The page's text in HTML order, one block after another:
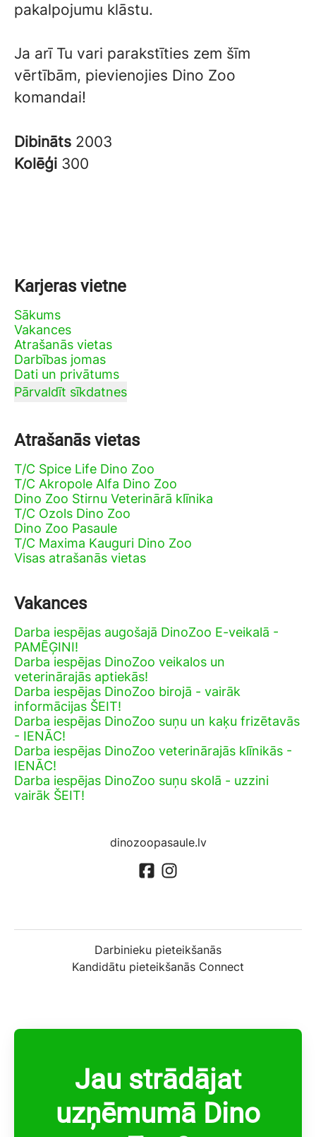
pakalpojumu klāstu.
Ja arī Tu vari parakstīties zem šīm
vērtībām, pievienojies Dino Zoo
komandai!
Dibināts 2003
Kolēģi 300
Karjeras vietne
Sākums
Vakances
Atrašanās vietas
Darbības jomas
Dati un privātums
Pārvaldīt sīkdatnes
Atrašanās vietas
T/C Spice Life Dino Zoo
T/C Akropole Alfa Dino Zoo
Dino Zoo Stirnu Veterinārā klīnika
T/C Ozols Dino Zoo
Dino Zoo Pasaule
T/C Maxima Kauguri Dino Zoo
Visas atrašanās vietas
Vakances
Darba iespējas augošajā DinoZoo E-veikalā -
PAMĒĢINI!
Darba iespējas DinoZoo veikalos un
veterinārajās aptiekās!
Darba iespējas DinoZoo birojā - vairāk
informācijas ŠEIT!
Darba iespējas DinoZoo suņu un kaķu frizētavās
- IENĀC!
Darba iespējas DinoZoo veterinārajās klīnikās -
IENĀC!
Darba iespējas DinoZoo suņu skolā - uzzini
vairāk ŠEIT!
dinozoopasaule.lv
Darbinieku pieteikšanās
Kandidātu pieteikšanās Connect
Jau strādājat
uzņēmumā Dino